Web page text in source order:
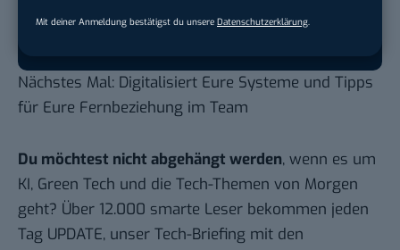
Mit deiner Anmeldung bestätigst du unsere Datenschutzerklärung
Nächstes Mal: Digitalisiert Eure Systeme und Tipps
für Eure Fernbeziehung im Team
Du möchtest nicht abgehängt werden, wenn es um
KI, Green Tech und die Tech-Themen von Morgen
geht? Über 12.000 smarte Leser bekommen jeden
Tag UPDATE, unser Tech-Briefing mit den